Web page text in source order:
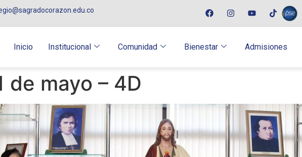
Inicio Institucional Comunidad Bienestar Admisiones
de mayo – 4D